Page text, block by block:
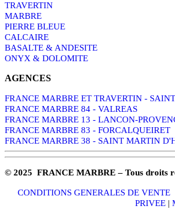
TRAVERTIN
MARBRE
PIERRE BLEUE
CALCAIRE
BASALTE & ANDESITE
ONYX & DOLOMITE
AGENCES
FRANCE MARBRE ET TRAVERTIN -
FRANCE MARBRE 84 - VALREAS
FRANCE MARBRE 13 - LANCON-
FRANCE MARBRE 83 - FORCALQUEIRET
FRANCE MARBRE 38 - SAINT MARTIN
© 2025 FRANCE MARBRE – Tous droits
CONDITIONS GENERALES DE VENTE
PRIVEE |